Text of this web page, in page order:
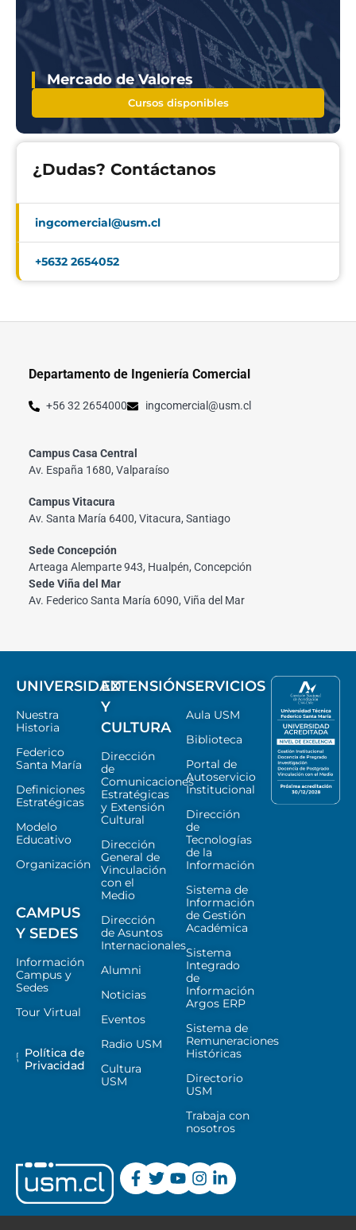
Mercado de Valores
Cursos disponibles
¿Dudas? Contáctanos
ingcomercial@usm.cl
+5632 2654052
Departamento de Ingeniería Comercial
+56 32 2654000 ingcomercial@usm.cl
Campus Casa Central
Av. España 1680, Valparaíso
Campus Vitacura
Av. Santa María 6400, Vitacura, Santiago
Sede Concepción
Arteaga Alemparte 943, Hualpén, Concepción
Sede Viña del Mar
Av. Federico Santa María 6090, Viña del Mar
UNIVERSIDAD
Nuestra
Historia
Federico
Santa María
Definiciones
Estratégicas
Modelo
Educativo
Organización
CAMPUS
Y SEDES
Información
Campus y
Sedes
Tour Virtual
Política de
Privacidad
EXTENSIÓN
Y
CULTURA
Dirección
de
Comunicaciones
Estratégicas
y Extensión
Cultural
Dirección
General de
Vinculación
con el
Medio
Dirección
de Asuntos
Internacionales
Alumni
Noticias
Eventos
Radio USM
Cultura
USM
SERVICIOS
Aula USM
Biblioteca
Portal de
Autoservicio
Institucional
Dirección
de
Tecnologías
de la
Información
Sistema de
Información
de Gestión
Académica
Sistema
Integrado
de
Información
Argos ERP
Sistema de
Remuneraciones
Históricas
Directorio
USM
Trabaja con
nosotros